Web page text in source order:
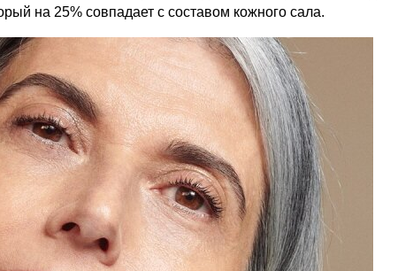
на 25% совпадает с составом кожного сала.